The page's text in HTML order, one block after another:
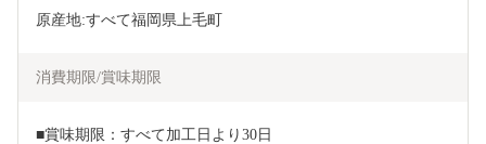
原産地:すべて福岡県上毛町
消費期限/賞味期限
■賞味期限：すべて加工日より30日